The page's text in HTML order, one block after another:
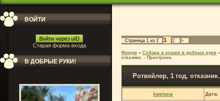
ВОЙТИ
Войти через uID
Старая форма входа
В ДОБРЫЕ РУКИ!
Страница 1 из 2 1 2 »
Форум » Собаки и кошки в добрые руки »
отказник. - Пристроен.
Ротвейлер, 1 год,
katriona